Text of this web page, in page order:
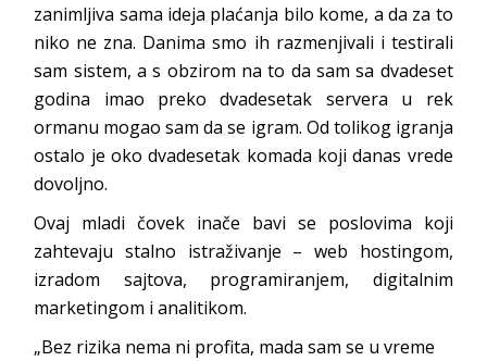
zanimljiva sama ideja plaćanja bilo kome, a da za to
niko ne zna. Danima smo ih razmenjivali i testirali
sam sistem, a s obzirom na to da sam sa dvadeset
godina imao preko dvadesetak servera u rek
ormanu mogao sam da se igram. Od tolikog igranja
ostalo je oko dvadesetak komada koji danas vrede
dovoljno.
Ovaj mladi čovek inače bavi se poslovima koji
zahtevaju stalno istraživanje – web hostingom,
izradom sajtova, programiranjem, digitalnim
marketingom i analitikom.
„Bez rizika nema ni profita, mada sam se u vreme